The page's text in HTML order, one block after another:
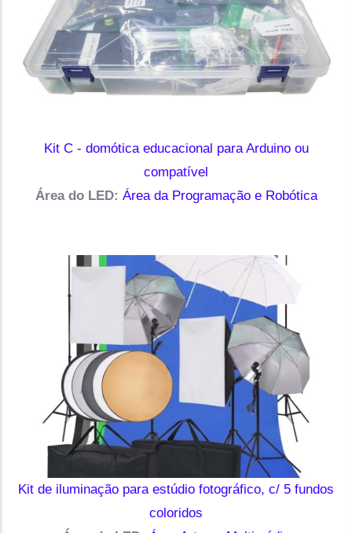
Kit C - domótica educacional para Arduino ou
compatível
Área do LED: Área da Programação e Robótica
Kit de iluminação para estúdio fotográfico, c/ 5 fundos
coloridos